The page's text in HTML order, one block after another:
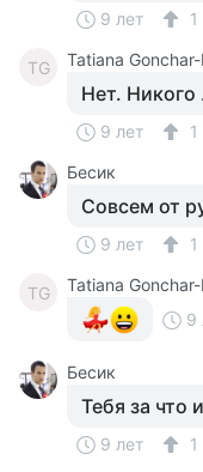
9 лет 1
TG Tatiana
Нет. Никого
9 лет
1
Бесик
Совсем от
9 лет 1
TG
Tatiana
9
Бесик
Тебя за что
9 лет 1